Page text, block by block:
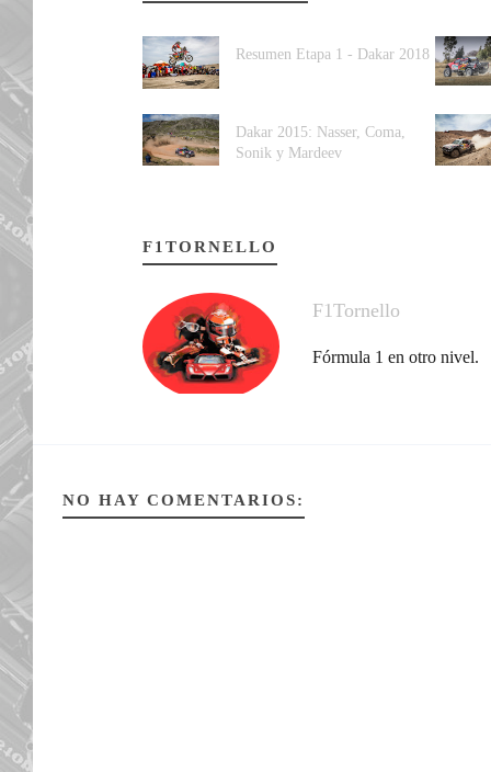
Resumen Etapa 1 - Dakar 2018
Dakar 2015: Nasser, Coma,
Sonik y Mardeev
F1TORNELLO
F1Tornello
Fórmula 1 en otro nivel.
NO HAY COMENTARIOS: